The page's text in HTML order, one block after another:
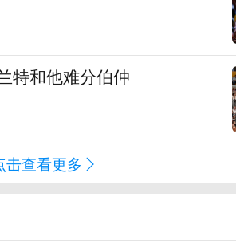
特和他难分伯仲
击查看更多